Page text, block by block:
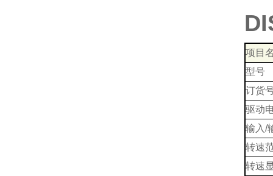
项目
型号
订货
驱动
输入/
转速
转速